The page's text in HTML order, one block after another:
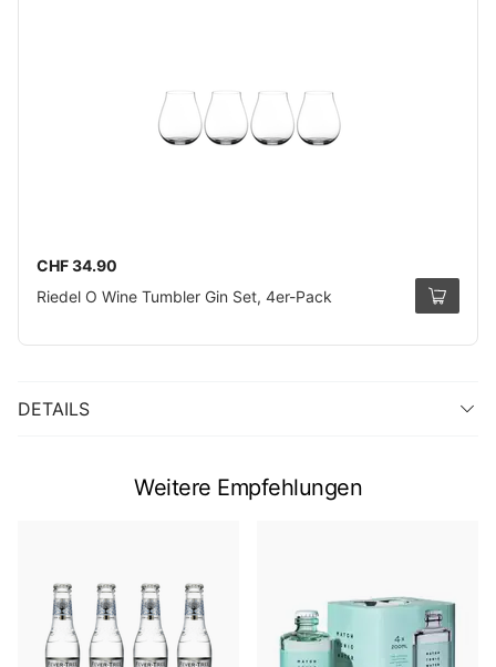
CHF 34.90
Riedel O Wine Tumbler Gin Set, 4er-Pack
DETAILS
Weitere Empfehlungen